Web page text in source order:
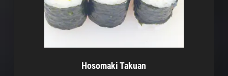
Hosomaki Takuan